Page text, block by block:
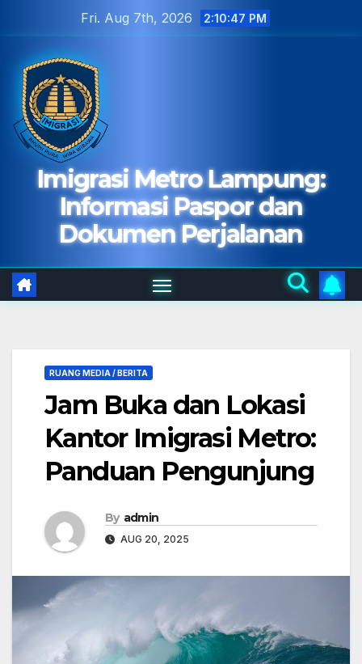
content
Fri. Aug 7th, 2026 2:10:49 PM
Imigrasi Metro Lampung:
Informasi Paspor dan
Dokumen Perjalanan
RUANG MEDIA / BERITA
Jam Buka dan Lokasi
Kantor Imigrasi Metro:
Panduan Pengunjung
By admin
AUG 20, 2025